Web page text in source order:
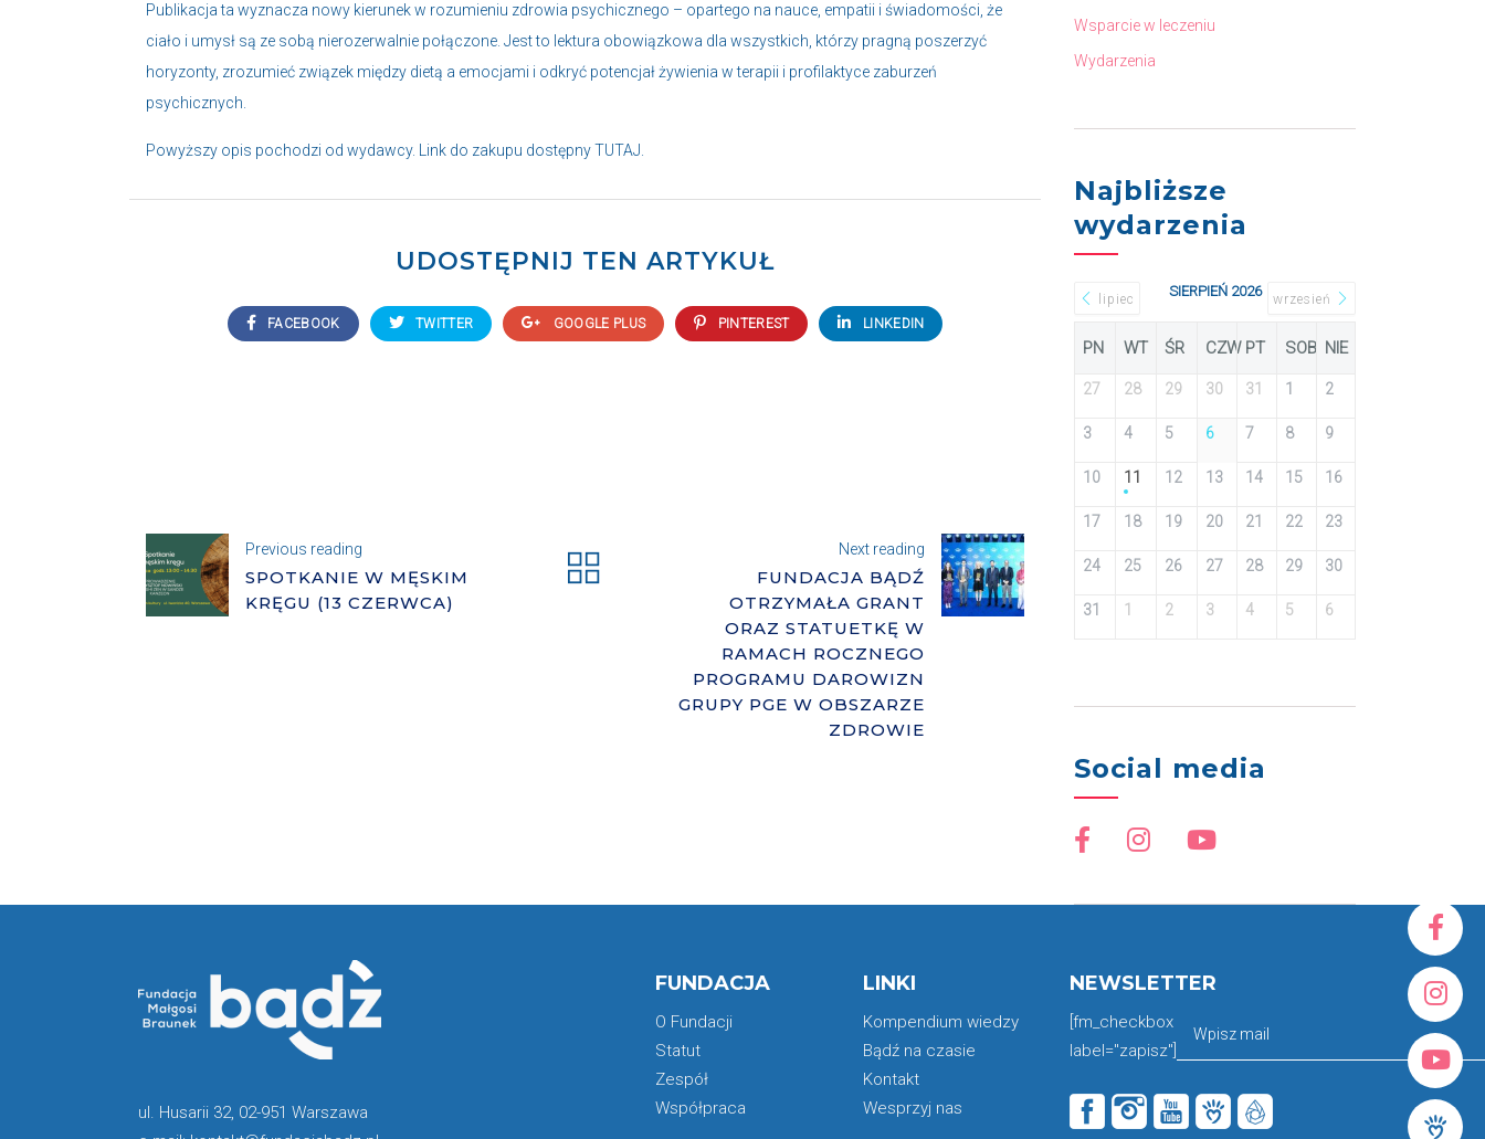
Publikacja ta wyznacza nowy kierunek w rozumieniu zdrowia psychicznego – opartego na nauce, empatii i świadomości, że
ciało i umysł są ze sobą nierozerwalnie połączone. Jest to lektura obowiązkowa dla wszystkich, którzy pragną poszerzyć
horyzonty, zrozumieć związek między dietą a emocjami i odkryć potencjał żywienia w terapii i profilaktyce zaburzeń
psychicznych.
Powyższy opis pochodzi od wydawcy. Link do zakupu dostępnyTUTAJ
UDOSTĘPNIJ TEN ARTYKUŁ
FACEBOOK TWITTER GOOGLE PLUS PINTEREST LINKEDIN
Previous reading
SPOTKANIE W MĘSKIM
KRĘGU (13 CZERWCA)
Next reading
FUNDACJA BĄDŹ
OTRZYMAŁA GRANT
ORAZ STATUETKĘ W
RAMACH ROCZNEGO
PROGRAMU DAROWIZN
GRUPY PGE W OBSZARZE
ZDROWIE
Wsparcie w leczeniu
Wydarzenia
Najbliższe
wydarzenia
lipiec SIERPIEŃ 2026 wrzesień
PN WT ŚR CZW PT SOB NIE
27 28 29 30 31 1 2
3 4 5 6 7 8 9
10 11 12 13 14 15 16
17 18 19 20 21 22 23
24 25 26 27 28 29 30
31 1 2 3 4 5 6
Social media
ul. Husarii 32, 02-951 Warszawa
FUNDACJA
O Fundacji
Statut
Zespół
Współpraca
LINKI
Kompendium wiedzy
Bądź na czasie
Kontakt
Wesprzyj nas
NEWSLETTER
[fm_checkbox
label="zapisz"]